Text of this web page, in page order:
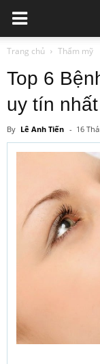
Trang chủ Thẩm mỹ
Top 6
uy tín
By Lê Anh Tiến - 16